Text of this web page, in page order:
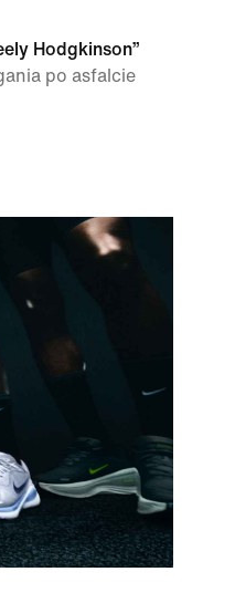
Hodgkinson”
po asfalcie